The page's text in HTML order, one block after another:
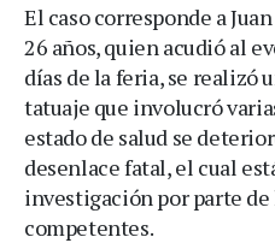
El caso corresponde a
26 años, quien acudió al
días de la feria, se realizó
tatuaje que involucró
estado de salud se
desenlace fatal, el cual
investigación por parte de
competentes.